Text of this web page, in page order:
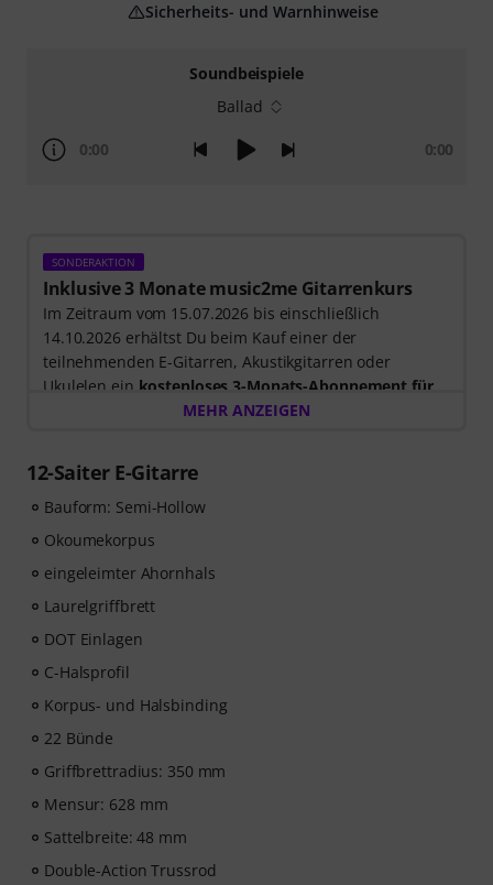
Soundbeispiele
Ballad
0:00 0:00
SONDERAKTION
Inklusive 3 Monate music2me Gitarrenkurs
Im Zeitraum vom 15.07.2026 bis einschließlich
14.10.2026 erhältst Du beim Kauf einer der
teilnehmenden E-Gitarren, Akustikgitarren oder
Ukulelen ein kostenloses 3-Monats-Abonnement für
einen Onlinekurs von music2me im Wert von EUR
zugesendet. Das music2me Abo endet nach Ablauf
automatisch.
Music2Me, dein Online-Lernportal für Musik mit einem
pädagogischen Konzept von studierten Musiklehrern.
Ausgezeichnet mit dem deutschen Bildungs-Award
2025/2026 in der Kategorie “E-Learning
Instrumentalunterricht”! Mit über 400 Gitarren
Videolektionen für Anfänger und Fortgeschrittene – von
Pop, Rock und Blues bis Metal und mehr. Mit
persönlichem Support per Chat, Noten zum
Übungsfunktion, Zeitlupe und weitere Features.
MEHR ANZEIGEN
12-Saiter E-Gitarre
Bauform: Semi-Hollow
Okoumekorpus
eingeleimter Ahornhals
Laurelgriffbrett
DOT Einlagen
C-Halsprofil
Korpus- und Halsbinding
22 Bünde
Griffbrettradius: 350 mm
Mensur: 628 mm
Sattelbreite: 48 mm
Double-Action Trussrod
Sicherheits- und Warnhinweise